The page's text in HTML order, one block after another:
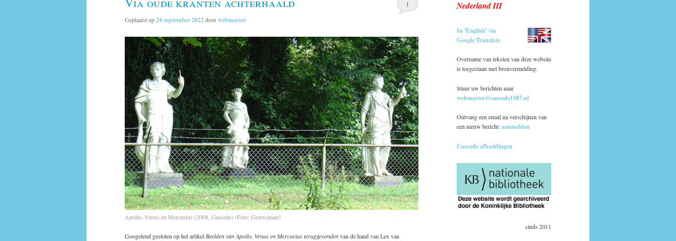
Geplaatst op24 september 2022doorwebmaster
1
Apollo, Venus en Mercurius (2008, Gasselte) (Foto: Gouwenaar)
Googelend gestoten op het artikelBeelden van Apollo, Venus en Mercurius teruggevondenvan de hand van Lex van
Nederland III
In 'English' via
Google Translate
Overname van teksten van deze website
is toegestaan met bronvermelding.
Stuur uw berichten naar
webmaster@cascade1987.nl
Ontvang een email na verschijnen van
een nieuw bericht:aanmelden
Cascade afbeeldingen
sinds 2011